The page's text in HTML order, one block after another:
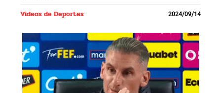
Videos de Deportes 2024/09/14